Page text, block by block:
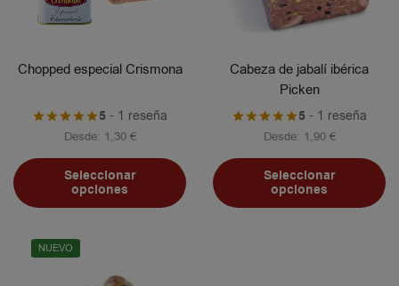
Chopped especial Crismona
5 - 1 reseña
Desde: 1,30 €
Seleccionar
opciones
Cabeza de jabalí ibérica
Picken
5 - 1 reseña
Desde: 1,90 €
Seleccionar
opciones
NUEVO